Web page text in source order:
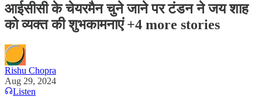
आईसीसी के चेयरमैन चुने जाने पर टंडन ने जय शाह
को व्यक्त की शुभकामनाएं +4 more stories
Rishu Chopra
Aug 29, 2024
Listen